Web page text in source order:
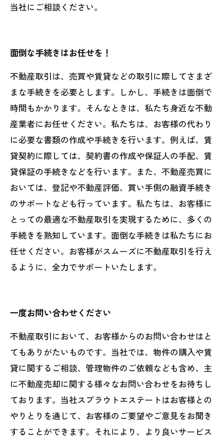
当社にご相談ください。
面倒な手続きはお任せを！
不動産取引は、売買や賃貸などの取引に際してさまざ
まな手続きを必要とします。しかし、手続きは面倒で
時間もかかります。そんなときは、私たち身近な不動
産業者にお任せください。私たちは、お客様の代わり
に必要な書類の作成や手続きを行います。例えば、賃
貸契約に際しては、契約書の作成や保証人の手配、賃
貸保証の手続きなどを行います。また、不動産売買に
おいては、登記や不動産評価、買い手側の融資手続き
のサポートなども行っています。私たちは、お客様に
とっての最適な不動産取引を実現するために、多くの
手続きを熟知しています。面倒な手続きは私たちにお
任せください。お客様がスムーズに不動産取引を行え
るように、全力でサポートいたします。
一度お問い合わせください
不動産取引において、お客様からのお問い合わせはと
てもありがたいものです。当社では、物件の購入や賃
貸に関するご相談、管理物件のご依頼なども含め、主
に不動産売却に関する様々なお問い合わせをお待ちし
ております。当社スプラウトエステートはお客様との
やりとりを通じて、お客様のご要望やご意見をお聞き
することができます。それにより、より良いサービス